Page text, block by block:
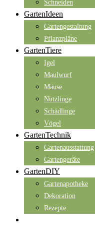
Schneiden
GartenIdeen
Gartengestaltung
Pflanzpläne
GartenTiere
Igel
Maulwurf
Mäuse
Nützlinge
Schädlinge
Vögel
GartenTechnik
Gartenausstattung
Gartengeräte
GartenDIY
Gartenapotheke
Dekoration
Rezepte